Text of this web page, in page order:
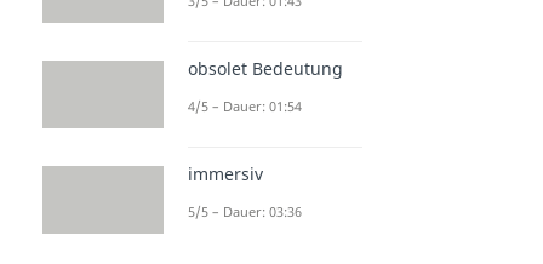
obsolet Bedeutung
4/5 – Dauer: 01:54
immersiv
5/5 – Dauer: 03:36